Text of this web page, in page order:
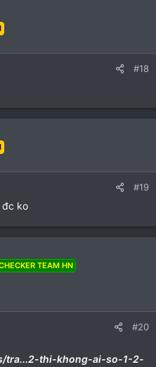
#18
#19
đc ko
TEAM HN
#20
tra...2-thi-khong-ai-so-1-2-